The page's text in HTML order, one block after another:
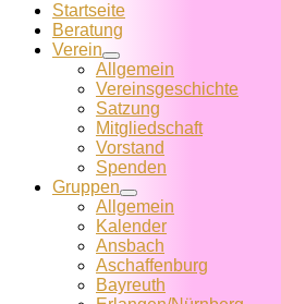
Startseite
Beratung
Verein
Allgemein
Vereins­geschichte
Satzung
Mitglied­schaft
Vorstand
Spenden
Gruppen
Allgemein
Kalender
Ansbach
Aschaffenburg
Bayreuth